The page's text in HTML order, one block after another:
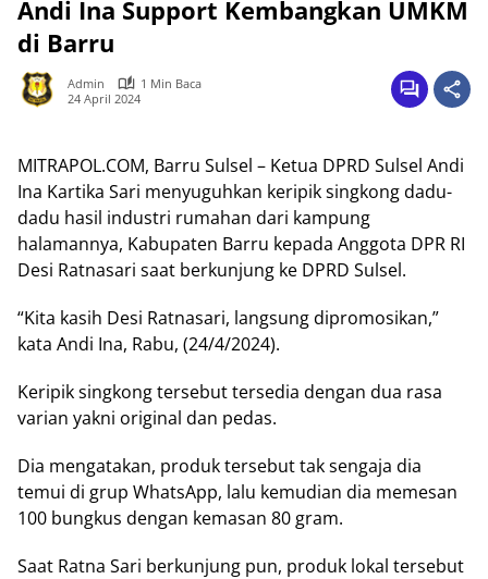
Andi Ina Support Kembangkan UMKM
di Barru
Admin
1 Min Baca
24 April 2024
MITRAPOL.COM, Barru Sulsel – Ketua DPRD Sulsel Andi
Ina Kartika Sari menyuguhkan keripik singkong dadu-
dadu hasil industri rumahan dari kampung
halamannya, Kabupaten Barru kepada Anggota DPR RI
Desi Ratnasari saat berkunjung ke DPRD Sulsel.
“Kita kasih Desi Ratnasari, langsung dipromosikan,”
kata Andi Ina, Rabu, (24/4/2024).
Keripik singkong tersebut tersedia dengan dua rasa
varian yakni original dan pedas.
Dia mengatakan, produk tersebut tak sengaja dia
temui di grup WhatsApp, lalu kemudian dia memesan
100 bungkus dengan kemasan 80 gram.
Saat Ratna Sari berkunjung pun, produk lokal tersebut